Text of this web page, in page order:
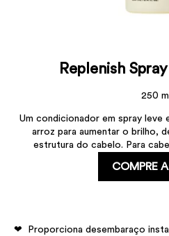
Replenish
250 ml
Um condicionador em spray leve
arroz para aumentar o brilho,
estrutura do cabelo. Para
COMPRE
Proporciona desembaraço